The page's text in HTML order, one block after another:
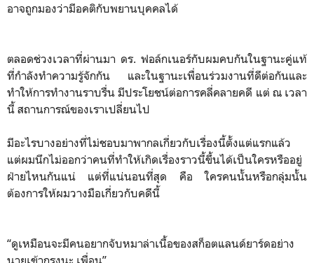
อาจถูกมองว่ามีอคติกับพยานบุคคลได้
ตลอดช่วงเวลาที่ผ่านมา ดร. ฟอล์กเนอร์กับผมคบกันในฐานะคู่แท้
ที่กำลังทำความรู้จักกัน และในฐานะเพื่อนร่วมงานที่ดีต่อกันและ
ทำให้การทำงานราบรื่น มีประโยชน์ต่อการคลี่คลายคดี แต่ ณ เวลา
นี้ สถานการณ์ของเราเปลี่ยนไป
มีอะไรบางอย่างที่ไม่ชอบมาพากลเกี่ยวกับเรื่องนี้ตั้งแต่แรกแล้ว
แต่ผมนึกไม่ออกว่าคนที่ทำให้เกิดเรื่องราวนี้ขึ้นได้เป็นใครหรืออยู่
ฝ่ายไหนกันแน่ แต่ที่แน่นอนที่สุด คือ ใครคนนั้นหรือกลุ่มนั้น
ต้องการให้ผมวางมือเกี่ยวกับคดีนี้
“ดูเหมือนจะมีคนอยากจับหมาล่าเนื้อของสก็อตแลนด์ยาร์ดอย่าง
นายเข้ากรงนะ เพื่อน”